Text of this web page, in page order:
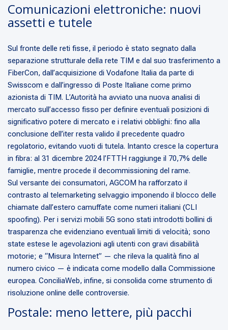
Comunicazioni elettroniche: nuovi
assetti e tutele
Sul fronte delle reti fisse, il periodo è stato segnato dalla
separazione strutturale della rete TIM e dal suo trasferimento a
FiberCon, dall’acquisizione di Vodafone Italia da parte di
Swisscom e dall’ingresso di Poste Italiane come primo
azionista di TIM. L’Autorità ha avviato una nuova analisi di
mercato sull’accesso fisso per definire eventuali posizioni di
significativo potere di mercato e i relativi obblighi: fino alla
conclusione dell’iter resta valido il precedente quadro
regolatorio, evitando vuoti di tutela. Intanto cresce la copertura
in fibra: al 31 dicembre 2024 l’FTTH raggiunge il 70,7% delle
famiglie, mentre procede il decommissioning del rame.
Sul versante dei consumatori, AGCOM ha rafforzato il
contrasto al telemarketing selvaggio imponendo il blocco delle
chiamate dall’estero camuffate come numeri italiani (CLI
spoofing). Per i servizi mobili 5G sono stati introdotti bollini di
trasparenza che evidenziano eventuali limiti di velocità; sono
state estese le agevolazioni agli utenti con gravi disabilità
motorie; e “Misura Internet” — che rileva la qualità fino al
numero civico — è indicata come modello dalla Commissione
europea. ConciliaWeb, infine, si consolida come strumento di
risoluzione online delle controversie.
Postale: meno lettere, più pacchi